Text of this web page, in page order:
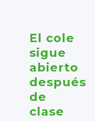
El cole
sigue
abierto
después
de
clase